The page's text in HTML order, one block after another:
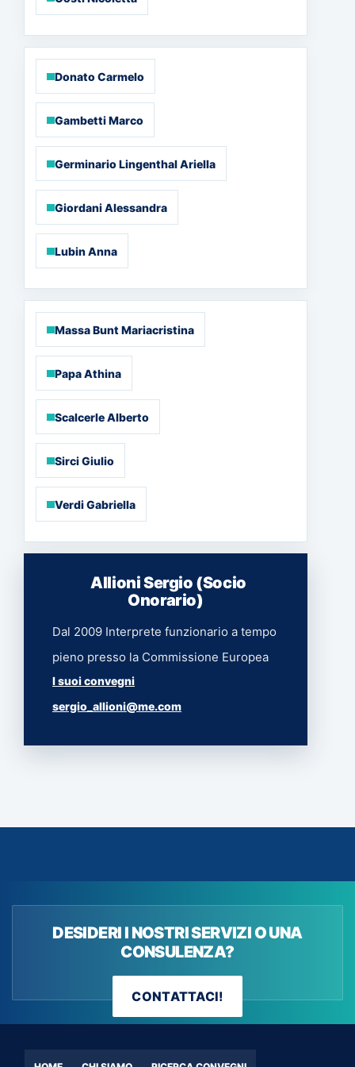
riempimento, da incollaggio e
ricostruzione
Remote Interpreting Platform
La gestione del rischio
Bluetongue: criteri, calendari,
Remote Interpreting Platform
21 Aprile 2026
La crescente minaccia delle
micotossine e tecnologie
avanzate di mitigazione
ASSOAVI, ForlÃ¬
17 Aprile 2026
Innovation in Smart Glucose
Milano
17 Aprile 2026
Yes, We Can...make Palliative
Saracen Sands Hotel & Congress
16 Aprile 2026
micotossine e tecnologie
avanzate di mitigazione
Romano Palace Hotel (CT)
Cremona
Intelligenza Artificiale: dalla
interpretarlo
Sala Convegni Da Rosetta, Passarena
25 Marzo 2026
Donato Carmelo
Gambetti Marco
Germinario Lingenthal Ariella
Giordani Alessandra
Lubin Anna
Massa Bunt Mariacristina
Papa Athina
Scalcerle Alberto
Sirci Giulio
Verdi Gabriella
Allioni Sergio (Socio
Onorario)
Dal 2009 Interprete funzionario a tempo
pieno presso la Commissione Europea
I suoi convegni
sergio_allioni@me.com
DESIDERI I NOSTRI SERVIZI O UNA
CONSULENZA?
CONTATTACI!